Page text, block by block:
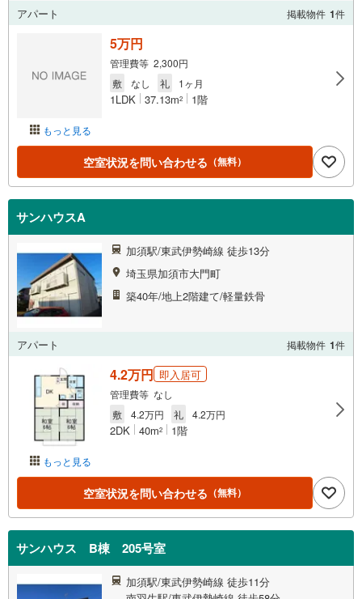
アパート 掲載物件 1件
もっと見る
5万円
管理費等 2,300円
敷
なし 礼 1ヶ月
1LDK 37.13m2 1階
空室状況を問い合わせる （無料）
サンハウスA
加須駅/東武伊勢崎線 徒歩13分
埼玉県加須市大門町
築40年/地上2階建て/軽量鉄骨
アパート 掲載物件 1件
もっと見る
4.2万円 即入居可
管理費等 なし
敷
4.2万円 礼 4.2万円
2DK 40m2 1階
空室状況を問い合わせる （無料）
サンハウス B棟 205号室
加須駅/東武伊勢崎線 徒歩11分